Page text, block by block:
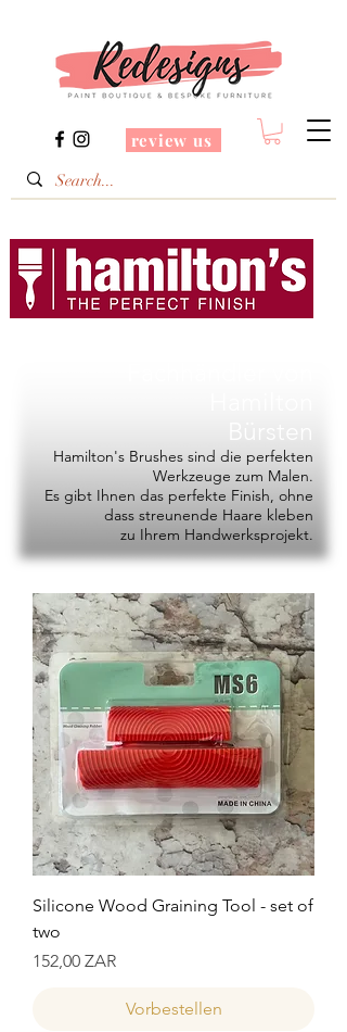
review us
Hamilton's Brushes sind die perfekten
Werkzeuge zum Malen.
Es gibt Ihnen das perfekte Finish, ohne
dass streunende Haare kleben
zu Ihrem Handwerksprojekt.
Silicone Wood Graining Tool - set of
two
Preis
152,00 ZAR
Vorbestellen